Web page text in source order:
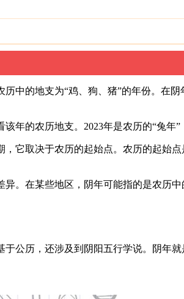
中的地支为“鸡、狗、猪”的年份。在
年的农历地支。2023年是农历的“兔年
它取决于农历的起始点。农历的起始
。在某些地区，阴年可能指的是农历
公历，还涉及到阴阳五行学说。阴年